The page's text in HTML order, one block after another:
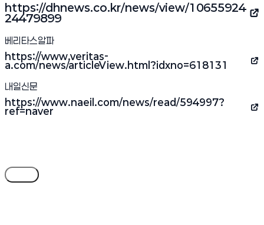
https://dhnews.co.kr/news/view/10655924
24479899
(새 창 열림)
베리타스알파
https://www.veritas-
a.com/news/articleView.html?idxno=618131
(새 창 열림)
내일신문
https://www.naeil.com/news/read/594997?
ref=naver
(새 창 열림)